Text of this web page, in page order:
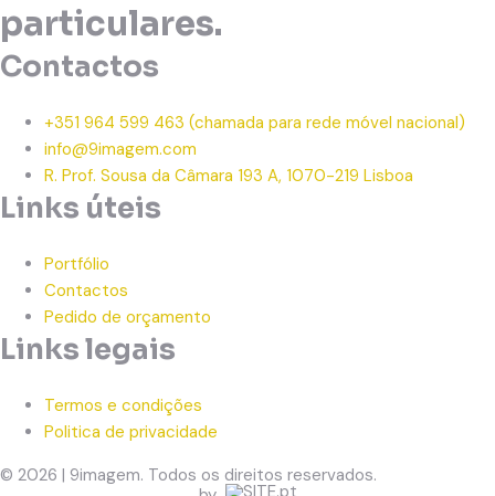
particulares.
Contactos
+351 964 599 463 (chamada para rede móvel nacional)
info@9imagem.com
R. Prof. Sousa da Câmara 193 A, 1070-219 Lisboa
Links úteis
Portfólio
Contactos
Pedido de orçamento
Links legais
Termos e condições
Politica de privacidade
© 2026 | 9imagem. Todos os direitos reservados.